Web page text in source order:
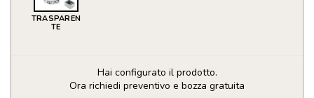
TRASPAREN
TE
Hai configurato il prodotto.
Ora richiedi preventivo e bozza gratuita